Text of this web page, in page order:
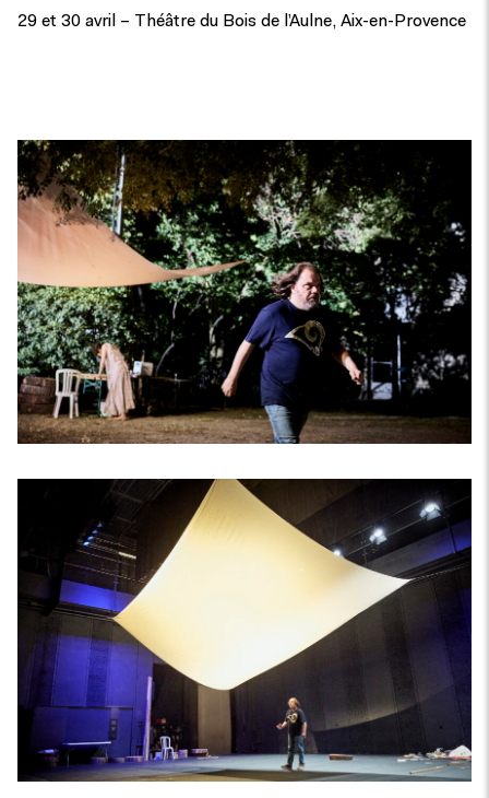
29 et 30 avril – Théâtre du Bois de l’Aulne, Aix-en-Provence